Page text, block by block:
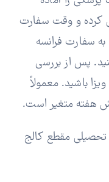
کرده و وقت سفارت
سفارت فرانسه
پس از بررسی
باشید. معمولاً
هفته متغیر است.
تحصیلی مقطع کالج